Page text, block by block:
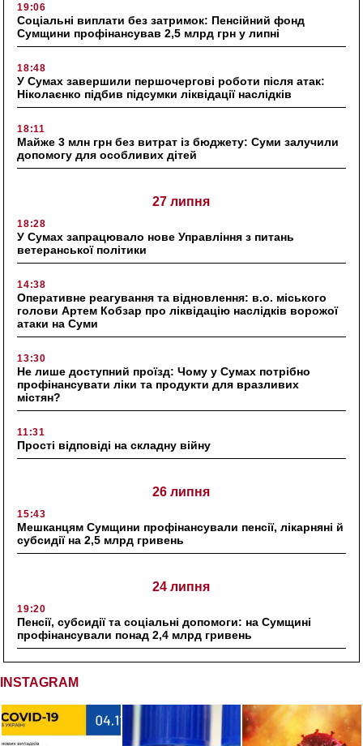
19:06
Соціальні виплати без затримок: Пенсійний фонд
Сумщини профінансував 2,5 млрд грн у липні
18:48
У Сумах завершили першочергові роботи після атак:
Ніколаєнко підбив підсумки ліквідації наслідків
18:11
Майже 3 млн грн без витрат із бюджету: Суми залучили
допомогу для особливих дітей
27 липня
18:28
У Сумах запрацювало нове Управління з питань
ветеранської політики
14:38
Оперативне реагування та відновлення: в.о. міського
голови Артем Кобзар про ліквідацію наслідків ворожої
атаки на Суми
13:30
Не лише доступний проїзд: Чому у Сумах потрібно
профінансувати ліки та продукти для вразливих
містян?
11:31
Прості відповіді на складну війну
26 липня
15:43
Мешканцям Сумщини профінансували пенсії, лікарняні й
субсидії на 2,5 млрд гривень
24 липня
19:20
Пенсії, субсидії та соціальні допомоги: на Сумщині
профінансували понад 2,4 млрд гривень
INSTAGRAM